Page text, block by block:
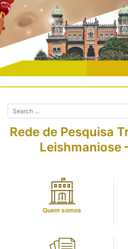
Skip
to
content
Rede de Pesquisa
Leishmaniose
Quem somos